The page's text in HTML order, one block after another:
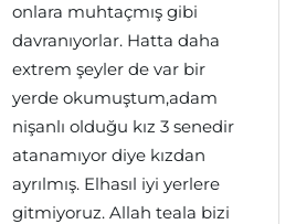
onlara muhtaçmış gibi
davranıyorlar. Hatta daha
extrem şeyler de var bir
yerde okumuştum,adam
nişanlı olduğu kız 3 senedir
atanamıyor diye kızdan
ayrılmış. Elhasıl iyi yerlere
gitmiyoruz. Allah teala bizi